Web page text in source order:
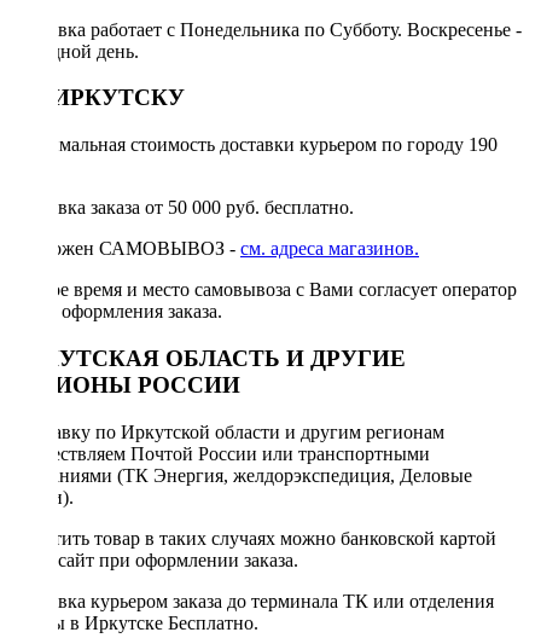
Доставка работает с Понедельника по Субботу. Воскресенье -
выходной день.
ПО ИРКУТСКУ
Минимальная стоимость доставки курьером по городу 190
Доставка заказа от 50 000 руб. бесплатно.
Возможен САМОВЫВОЗ - см. адреса магазинов.
Точное время и место самовывоза с Вами согласует оператор
после оформления заказа.
ИРКУТСКАЯ ОБЛАСТЬ И ДРУГИЕ
РЕГИОНЫ РОССИИ
Отправку по Иркутской области и другим регионам
осуществляем Почтой России или транспортными
компаниями (ТК Энергия, желдорэкспедиция, Деловые
линии).
Оплатить товар в таких случаях можно банковской картой
через сайт при оформлении заказа.
Доставка курьером заказа до терминала ТК или отделения
Почты в Иркутске Бесплатно.